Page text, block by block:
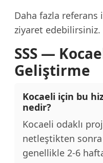
Daha fazla referans
ziyaret edebilirsiniz.
SSS —
Geliştirme
Kocaeli için bu
nedir?
Kocaeli odaklı
netleştikten
genellikle 2-6